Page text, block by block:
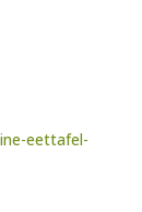
eettafel-